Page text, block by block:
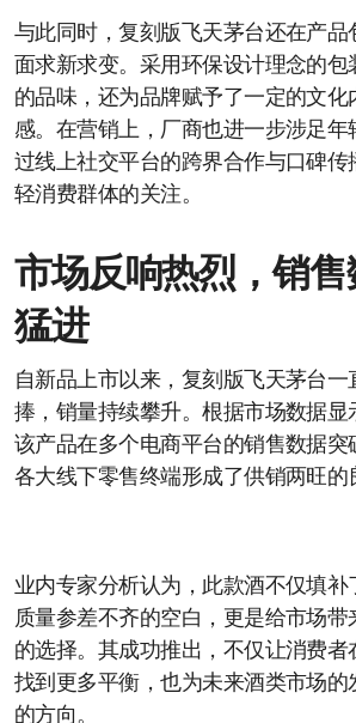
与此同时，复刻版飞天茅台还在产品
面求新求变。采用环保设计理念的包
的品味，还为品牌赋予了一定的文化
感。在营销上，厂商也进一步涉足年
过线上社交平台的跨界合作与口碑传
轻消费群体的关注。
市场反响热烈，销
猛进
自新品上市以来，复刻版飞天茅台一
捧，销量持续攀升。根据市场数据显
该产品在多个电商平台的销售数据突
各大线下零售终端形成了供销两旺的
业内专家分析认为，此款酒不仅填补
质量参差不齐的空白，更是给市场
的选择。其成功推出，不仅让消费者
找到更多平衡，也为未来酒类市场的
的方向。